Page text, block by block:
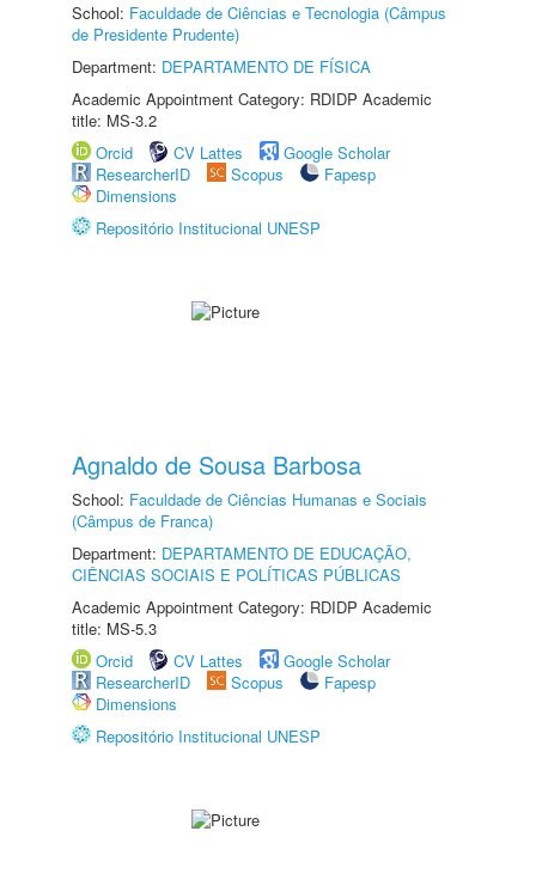
School: Faculdade de Ciências e Tecnologia (Câmpus
de Presidente Prudente)
Department: DEPARTAMENTO DE FÍSICA
Academic Appointment Category: RDIDP Academic
title: MS-3.2
Orcid
CV Lattes
Google Scholar
ResearcherID
Scopus
Fapesp
Dimensions
Repositório Institucional UNESP
Agnaldo de Sousa Barbosa
School: Faculdade de Ciências Humanas e Sociais
(Câmpus de Franca)
Department: DEPARTAMENTO DE EDUCAÇÃO,
CIÊNCIAS SOCIAIS E POLÍTICAS PÚBLICAS
Academic Appointment Category: RDIDP Academic
title: MS-5.3
Orcid
CV Lattes
Google Scholar
ResearcherID
Scopus
Fapesp
Dimensions
Repositório Institucional UNESP